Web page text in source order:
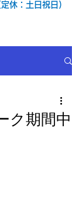
休：土日祝日)
ク期間中